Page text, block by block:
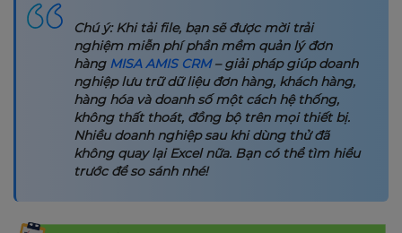
Chú ý: Khi tải file, bạn sẽ được mời trải
nghiệm miễn phí phần mềm quản lý đơn
hàng MISA AMIS CRM– giải pháp giúp doanh
nghiệp lưu trữ dữ liệu đơn hàng, khách hàng,
hàng hóa và doanh số một cách hệ thống,
không thất thoát, đồng bộ trên mọi thiết bị.
Nhiều doanh nghiệp sau khi dùng thử đã
không quay lại Excel nữa. Bạn có thể tìm hiểu
trước để so sánh nhé!